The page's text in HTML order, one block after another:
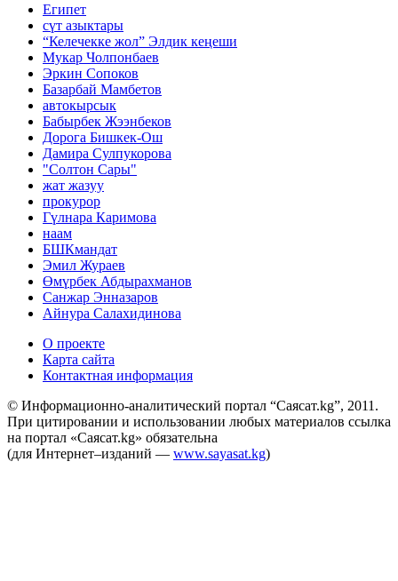
Египет
сүт азыктары
“Келечекке жол” Элдик кеңеши
Мукар Чолпонбаев
Эркин Сопоков
Базарбай Мамбетов
автокырсык
Бабырбек Жээнбеков
Дорога Бишкек-Ош
Дамира Сулпукорова
"Солтон Сары"
жат жазуу
прокурор
Гүлнара Каримова
наам
БШКмандат
Эмил Жураев
Өмүрбек Абдырахманов
Санжар Энназаров
Айнура Салахидинова
О проекте
Карта сайта
Контактная информация
© Информационно-аналитический портал “Саясат.kg”, 2011.
При цитировании и использовании любых материалов ссылка
на портал «Саясат.kg» обязательна
(для Интернет–изданий — www.sayasat.kg)